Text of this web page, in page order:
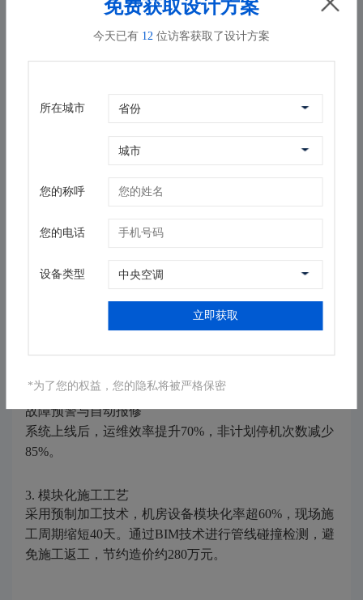
光伏建筑一体化：在1.2万平方米屋顶铺设单晶硅光伏
板，年发电量达65万kWh；
认证。
选用超低噪声离心机组，配合微孔吸音板与弹性吊架，
经第三方检测，观众席背景噪声仅为38dB(A)，达到音
2. 智慧运维管理系统
能耗动态可视化
故障预警与自动报修
系统上线后，运维效率提升70%，非计划停机次数减少
85%。
3. 模块化施工工艺
采用预制加工技术，机房设备模块化率超60%，现场施
工周期缩短40天。通过BIM技术进行管线碰撞检测，避
免施工返工，节约造价约280万元。
免费获取设计方案
今天已有 12 位访客获取了设计方案
所在城市
您的称呼
您的电话
设备类型
立即获取
*为了您的权益，您的隐私将被严格保密